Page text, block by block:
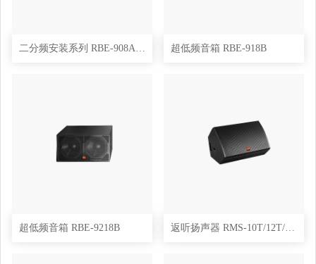
二分频安装系列 RBE-908A/910A/912A/915A/925A 超低频音箱 RBE-918B
超低频音箱 RBE-9218B 返听扬声器 RMS-10T/12T/15T